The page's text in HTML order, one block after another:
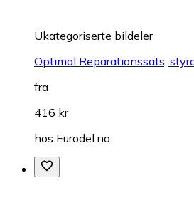
Ukategoriserte bildeler
Optimal Reparationssats,
fra
416 kr
hos Eurodel.no